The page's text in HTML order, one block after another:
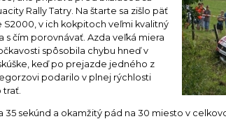
Rally Tatry. Na štarte sa zišlo päť
v ich kokpitoch veľmi kvalitný
s čím porovnávať. Azda veľká miera
spôsobila chybu hneď v
keď po prejazde jedného z
podarilo v plnej rýchlosti
35 sekúnd a okamžitý pád na 30 miesto v